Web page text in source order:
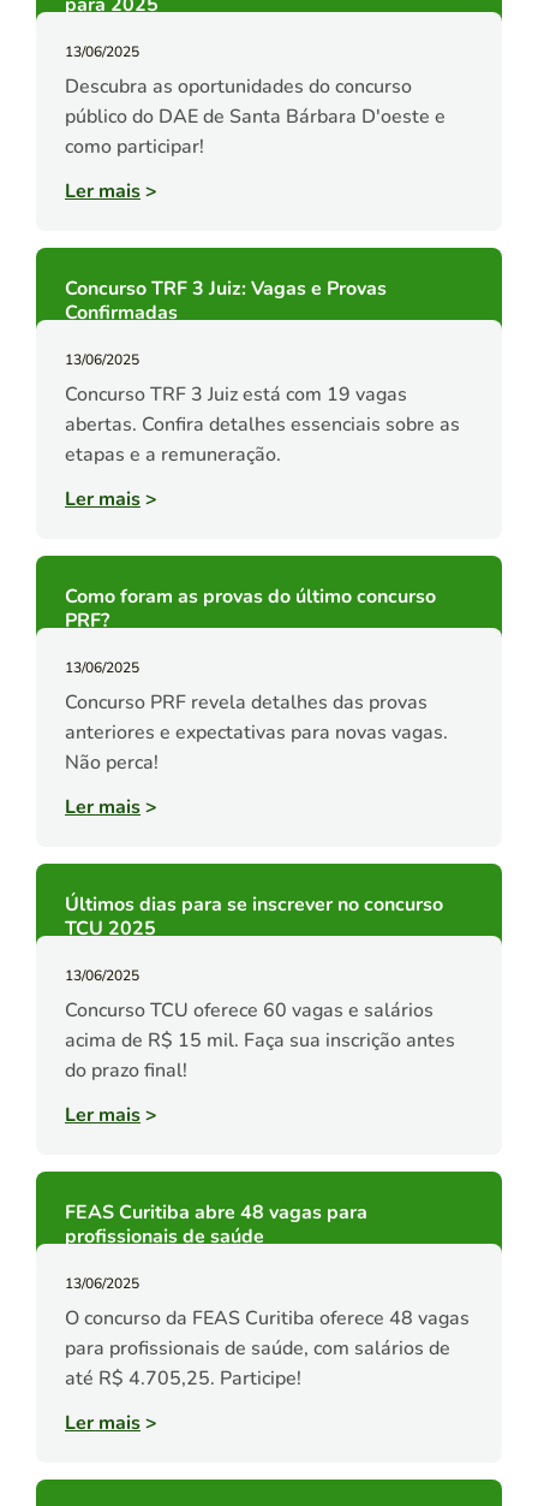
13/06/2025
Descubra as oportunidades do concurso
público do DAE de Santa Bárbara D'oeste e
como participar!
Ler mais>
Concurso TRF 3 Juiz: Vagas e Provas
Confirmadas
13/06/2025
Concurso TRF 3 Juiz está com 19 vagas
abertas. Confira detalhes essenciais sobre as
etapas e a remuneração.
Ler mais>
Como foram as provas do último concurso
PRF?
13/06/2025
Concurso PRF revela detalhes das provas
anteriores e expectativas para novas vagas.
Não perca!
Ler mais>
Últimos dias para se inscrever no concurso
TCU 2025
13/06/2025
Concurso TCU oferece 60 vagas e salários
acima de R$ 15 mil. Faça sua inscrição antes
do prazo final!
Ler mais>
FEAS Curitiba abre 48 vagas para
profissionais de saúde
13/06/2025
O concurso da FEAS Curitiba oferece 48 vagas
para profissionais de saúde, com salários de
até R$ 4.705,25. Participe!
Ler mais>